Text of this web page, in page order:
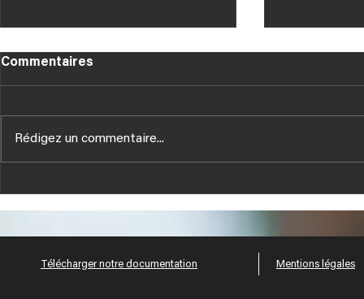
Commentaires
Rédigez un commentaire...
Télécharger notre documentation Mentions légales